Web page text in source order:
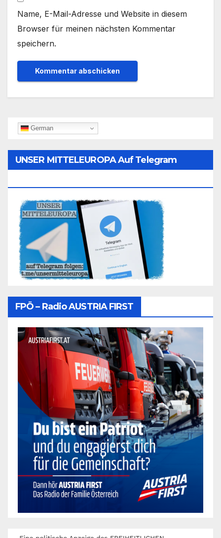
Name, E-Mail-Adresse und Website in diesem
Browser für meinen nächsten Kommentar
speichern.
German
UNSER MITTELEUROPA Auf Telegram
FPÖ – Radio AUSTRIA FIRST